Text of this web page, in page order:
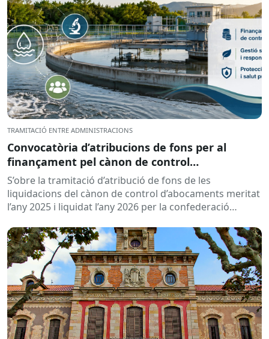
TRAMITACIÓ ENTRE ADMINISTRACIONS
Convocatòria d’atribucions de fons per al
finançament pel cànon de control
d’abocaments meritat l’any 2025 i liquidat l’any
2026
S’obre la tramitació d’atribució de fons de les
liquidacions del cànon de control d’abocaments meritat
l’any 2025 i liquidat l’any 2026 per la confederació